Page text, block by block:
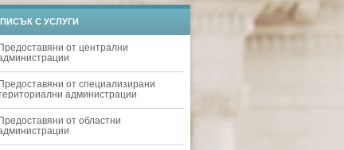
С УСЛУГИ
Предоставяни от централни
Предоставяни от специализирани
администрации
Предоставяни от областни